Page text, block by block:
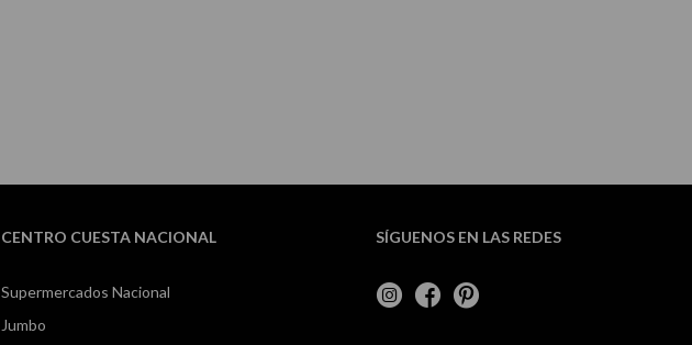
CENTRO CUESTA NACIONAL
Supermercados Nacional
Jumbo
SÍGUENOS EN LAS REDES